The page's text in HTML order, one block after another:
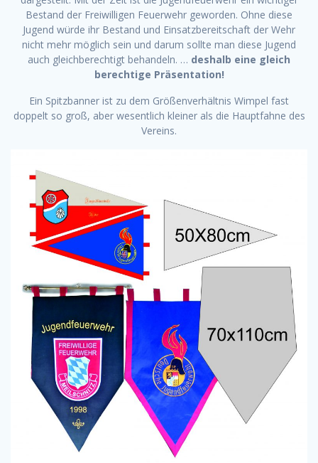
Bestand der Freiwilligen Feuerwehr geworden. Ohne diese
Jugend würde ihr Bestand und Einsatzbereitschaft der Wehr
nicht mehr möglich sein und darum sollte man diese Jugend
auch gleichberechtigt behandeln. … deshalb eine gleich
berechtige Präsentation!
Ein Spitzbanner ist zu dem Größenverhältnis Wimpel fast
doppelt so groß, aber wesentlich kleiner als die Hauptfahne des
Vereins.